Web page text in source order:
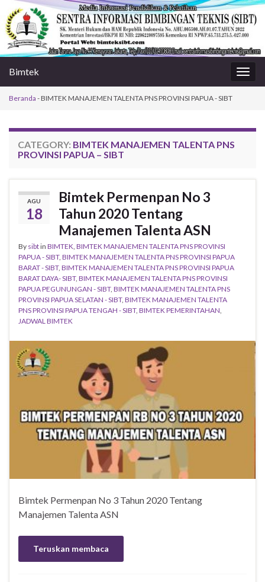
Bimtek
Beranda -BIMTEK MANAJEMEN TALENTA PNS PROVINSI PAPUA - SIBT
CATEGORY: BIMTEK MANAJEMEN TALENTA PNS
PROVINSI PAPUA – SIBT
AGU
18
Bimtek Permenpan No 3
Tahun 2020 Tentang
Manajemen Talenta ASN
By sibtin BIMTEK, BIMTEK MANAJEMEN TALENTA PNS PROVINSI
PAPUA - SIBT, BIMTEK MANAJEMEN TALENTA PNS PROVINSI PAPUA
BARAT - SIBT, BIMTEK MANAJEMEN TALENTA PNS PROVINSI PAPUA
BARAT DAYA- SIBT, BIMTEK MANAJEMEN TALENTA PNS PROVINSI
PAPUA PEGUNUNGAN - SIBT, BIMTEK MANAJEMEN TALENTA PNS
PROVINSI PAPUA SELATAN - SIBT, BIMTEK MANAJEMEN TALENTA
PNS PROVINSI PAPUA TENGAH - SIBT, BIMTEK PEMERINTAHAN,
JADWAL BIMTEK
Bimtek Permenpan No 3 Tahun 2020 Tentang
Manajemen Talenta ASN
Teruskan membaca